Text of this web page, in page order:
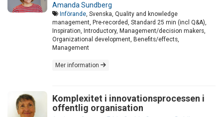
Amanda Sundberg
Införande, Svenska, Quality and knowledge
management, Pre-recorded, Standard 25 min (incl Q&A),
Inspiration, Introductory, Management/decision makers,
Organizational development, Benefits/effects,
Management
Mer information
Komplexitet i innovationsprocessen i
offentlig organisation